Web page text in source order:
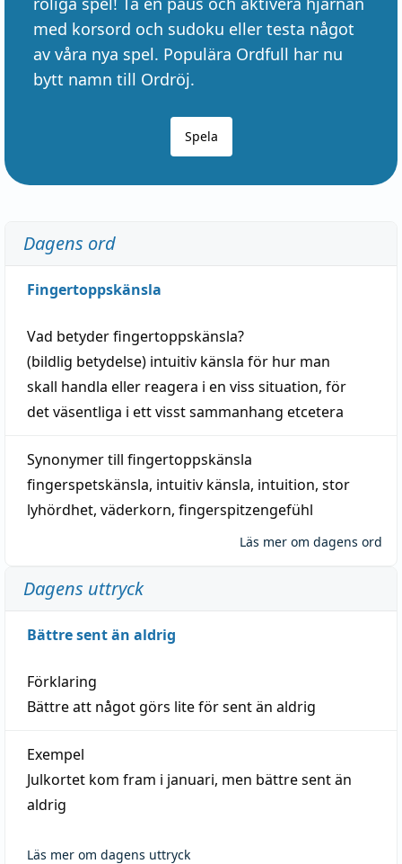
med korsord och sudoku eller testa något
av våra nya spel. Populära Ordfull har nu
bytt namn till Ordröj.
Spela
Dagens ord
Fingertoppskänsla
Vad betyderfingertoppskänsla?
(bildlig betydelse) intuitiv känsla för hur man
skall handla eller reagera i en viss situation, för
det väsentliga i ett visstsammanhang etcetera
Synonymer till fingertoppskänsla
fingerspetskänsla, intuitiv känsla, intuition, stor
lyhördhet, väderkorn, fingerspitzengefühl
Läs mer om dagens ord
Dagens uttryck
Bättre sent än aldrig
Förklaring
Bättre att något görs lite för sent än aldrig
Exempel
Julkortet kom fram i januari, men bättre sent än
aldrig
Läs mer om dagens uttryck